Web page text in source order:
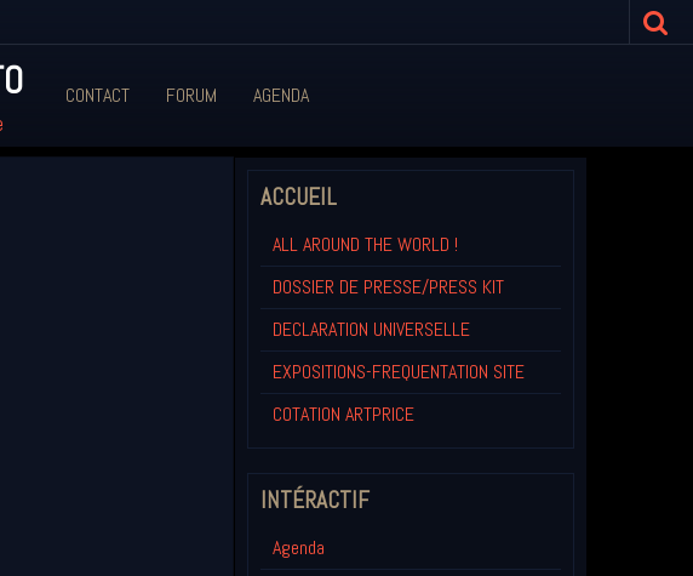
CONTACT FORUM AGENDA
ACCUEIL
ALL AROUND THE WORLD !
DOSSIER DE PRESSE/PRESS KIT
DECLARATION UNIVERSELLE
EXPOSITIONS-FREQUENTATION SITE
COTATION ARTPRICE
INTÉRACTIF
Agenda